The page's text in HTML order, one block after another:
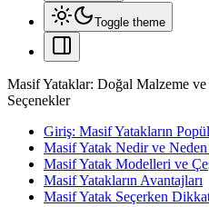
Toggle theme
Masif Yataklar: Doğal Malzeme
Seçenekler
Giriş: Masif Yatakların
Masif Yatak Nedir ve
Masif Yatak Modelleri ve
Masif Yatakların Avantajları
Masif Yatak Seçerken